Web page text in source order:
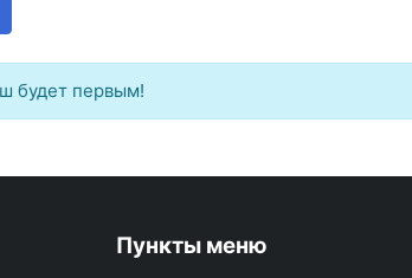
будет первым!
Пункты меню